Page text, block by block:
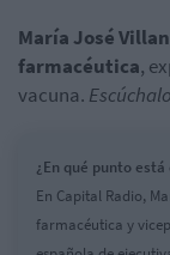
María José
farmacéutica,
vacuna.
¿En qué punto está
En Capital Radio,
farmacéutica y